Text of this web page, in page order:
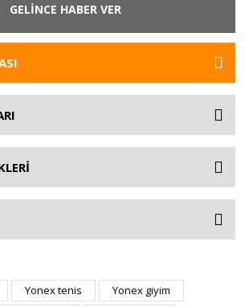
GELİNCE HABER VER
Yonex tenis
Yonex giyim